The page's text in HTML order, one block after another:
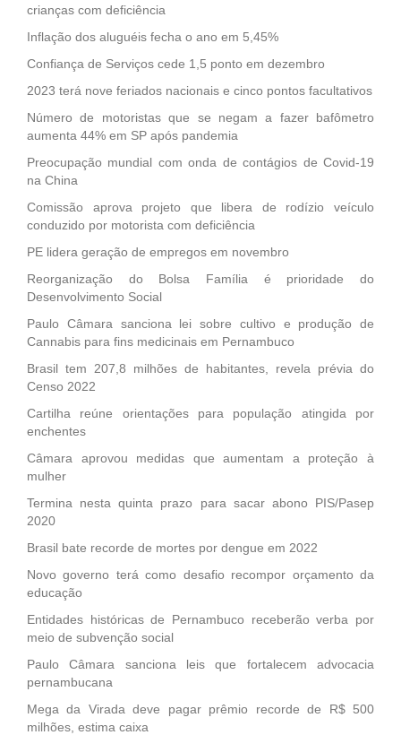
crianças com deficiência
Inflação dos aluguéis fecha o ano em 5,45%
Confiança de Serviços cede 1,5 ponto em dezembro
2023 terá nove feriados nacionais e cinco pontos facultativos
Número de motoristas que se negam a fazer bafômetro
aumenta 44% em SP após pandemia
Preocupação mundial com onda de contágios de Covid-19
na China
Comissão aprova projeto que libera de rodízio veículo
conduzido por motorista com deficiência
PE lidera geração de empregos em novembro
Reorganização do Bolsa Família é prioridade do
Desenvolvimento Social
Paulo Câmara sanciona lei sobre cultivo e produção de
Cannabis para fins medicinais em Pernambuco
Brasil tem 207,8 milhões de habitantes, revela prévia do
Censo 2022
Cartilha reúne orientações para população atingida por
enchentes
Câmara aprovou medidas que aumentam a proteção à
mulher
Termina nesta quinta prazo para sacar abono PIS/Pasep
2020
Brasil bate recorde de mortes por dengue em 2022
Novo governo terá como desafio recompor orçamento da
educação
Entidades históricas de Pernambuco receberão verba por
meio de subvenção social
Paulo Câmara sanciona leis que fortalecem advocacia
pernambucana
Mega da Virada deve pagar prêmio recorde de R$ 500
milhões, estima caixa